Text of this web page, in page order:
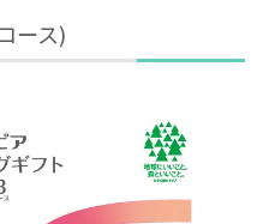
ース)